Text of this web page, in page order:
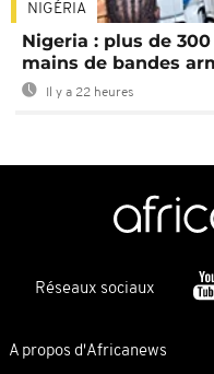
NIGÉRIA
Nigeria : plus de
mains de bandes
Il y a 22 heures
Réseaux sociaux
A propos d'Africanews